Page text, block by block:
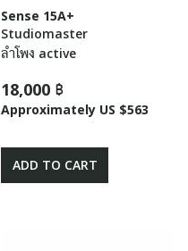
Sense 15A+
Studiomaster
ลำโพง active
18,000 ฿
Approximately US $563
ADD TO CART